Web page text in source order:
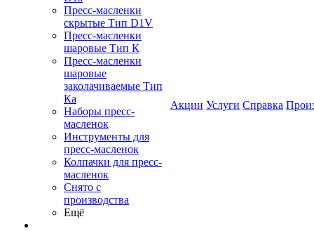
Пресс-масленки
скрытые Тип D1V
Пресс-масленки
шаровые Тип К
Пресс-масленки
шаровые
заколачиваемые Тип
Кa
Наборы пресс-
масленок
Инструменты для
пресс-масленок
Колпачки для пресс-
масленок
Снято с
производства
Ещё
Акции Услуги Справка